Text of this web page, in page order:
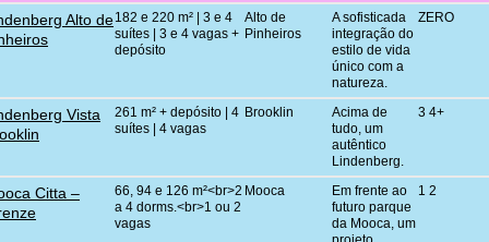
Alto de182 e 220 m² | 3 e 4
suítes | 3 e 4 vagas +
depósito
Alto de
Pinheiros
A sofisticada
integração do
estilo de vida
único com a
natureza.
ZERO
Vista
261 m² + depósito | 4
suítes | 4 vagas
Brooklin
Acima de
tudo, um
autêntico
Lindenberg.
3 4+
Citta –
66, 94 e 126 m²<br>2
a 4 dorms.<br>1 ou 2
vagas
Mooca
Em frente ao
futuro parque
da Mooca, um
1 2